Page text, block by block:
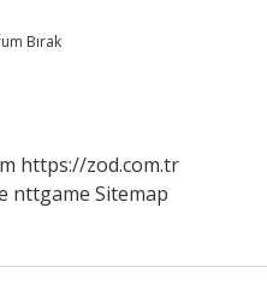
Bırak
https://zod.com.tr
nttgame Sitemap